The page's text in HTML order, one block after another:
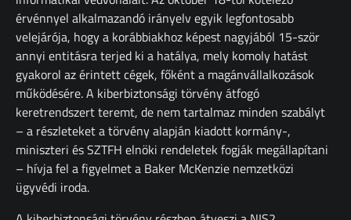
érvénnyel alkalmazandó irányelv egyik legfontosabb
velejárója, hogy a korábbiakhoz képest nagyjából 15-ször
annyi entitásra terjed ki a hatálya, mely komoly hatást
gyakorol az érintett cégek, főként a magánvállalkozások
működésére. A kiberbiztonsági törvény átfogó
keretrendszert teremt, de nem tartalmaz minden szabályt
– a részleteket a törvény alapján kiadott kormány-,
miniszteri és SZTFH elnöki rendeletek fogják megállapítani
– hívja fel a figyelmet a Baker McKenzie nemzetközi
ügyvédi iroda.